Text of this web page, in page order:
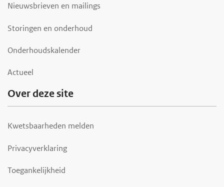
Nieuwsbrieven en mailings
Storingen en onderhoud
Onderhoudskalender
Actueel
Over deze site
Kwetsbaarheden melden
Privacyverklaring
Toegankelijkheid